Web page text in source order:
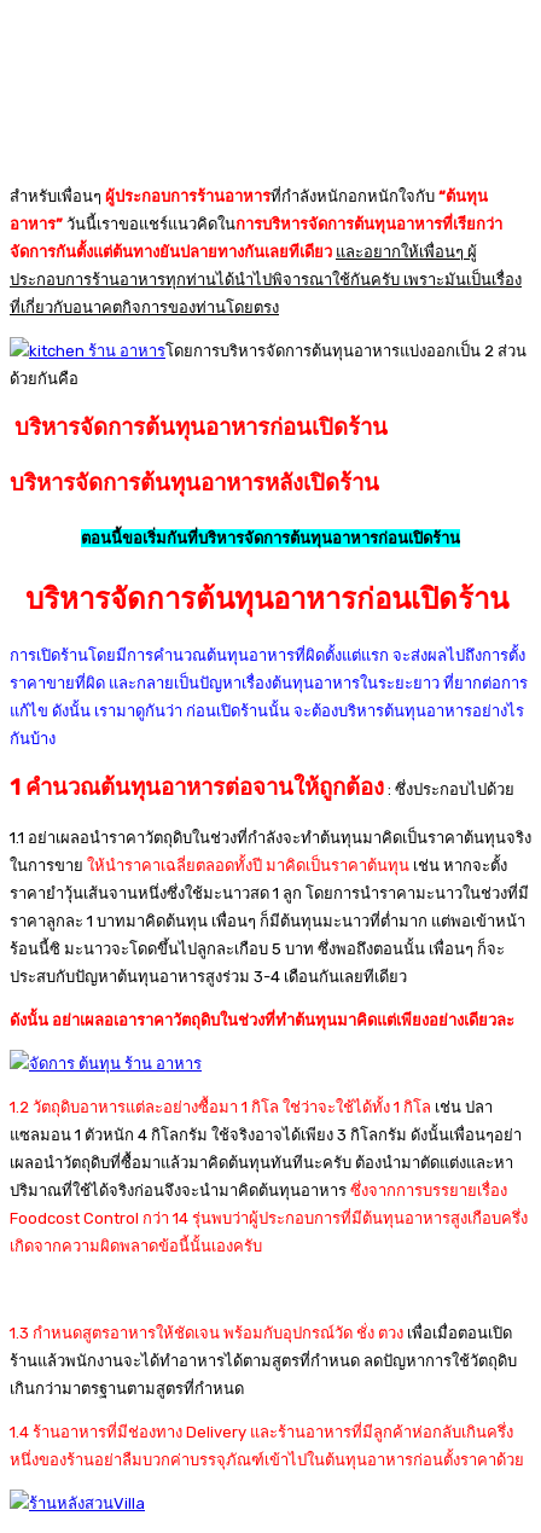
สำหรับเพื่อนๆ ผู้ประกอบการร้านอาหารที่กำลังหนักอกหนักใจกับ “ต้นทุน
อาหาร” วันนี้เราขอแชร์แนวคิดในการบริหารจัดการต้นทุนอาหารที่เรียกว่า
จัดการกันตั้งแต่ต้นทางยันปลายทางกันเลยทีเดียว และอยากให้เพื่อนๆ ผู้
ประกอบการร้านอาหารทุกท่านได้นำไปพิจารณาใช้กันครับ เพราะมันเป็นเรื่อง
ที่เกี่ยวกับอนาคตกิจการของท่านโดยตรง
โดยการบริหารจัดการต้นทุนอาหารแบ่งออกเป็น 2 ส่วน
ด้วยกันคือ
บริหารจัดการต้นทุนอาหารก่อนเปิดร้าน
บริหารจัดการต้นทุนอาหารหลังเปิดร้าน
ตอนนี้ขอเริ่มกันที่บริหารจัดการต้นทุนอาหารก่อนเปิดร้าน
บริหารจัดการต้นทุนอาหารก่อนเปิดร้าน
การเปิดร้านโดยมีการคำนวณต้นทุนอาหารที่ผิดตั้งแต่แรก จะส่งผลไปถึงการตั้ง
ราคาขายที่ผิด และกลายเป็นปัญหาเรื่องต้นทุนอาหารในระยะยาว ที่ยากต่อการ
แก้ไข ดังนั้น เรามาดูกันว่า ก่อนเปิดร้านนั้น จะต้องบริหารต้นทุนอาหารอย่างไร
กันบ้าง
1 คำนวณต้นทุนอาหารต่อจานให้ถูกต้อง : ซึ่งประกอบไปด้วย
1.1 อย่าเผลอนำราคาวัตถุดิบในช่วงที่กำลังจะทำต้นทุนมาคิดเป็นราคาต้นทุนจริง
ในการขาย ให้นำราคาเฉลี่ยตลอดทั้งปี มาคิดเป็นราคาต้นทุน เช่น หากจะตั้ง
ราคายำวุ้นเส้นจานหนึ่งซึ่งใช้มะนาวสด 1 ลูก โดยการนำราคามะนาวในช่วงที่มี
ราคาลูกละ 1 บาทมาคิดต้นทุน เพื่อนๆ ก็มีต้นทุนมะนาวที่ต่ำมาก แต่พอเข้าหน้า
ร้อนนี้ซิ มะนาวจะโดดขึ้นไปลูกละเกือบ 5 บาท ซึ่งพอถึงตอนนั้น เพื่อนๆ ก็จะ
ประสบกับปัญหาต้นทุนอาหารสูงร่วม 3-4 เดือนกันเลยทีเดียว
ดังนั้น อย่าเผลอเอาราคาวัตถุดิบในช่วงที่ทำต้นทุนมาคิดแต่เพียงอย่างเดียวละ
1.2 วัตถุดิบอาหารแต่ละอย่างซื้อมา 1 กิโล ใช่ว่าจะใช้ได้ทั้ง 1 กิโล เช่น ปลา
แซลมอน 1 ตัวหนัก 4 กิโลกรัม ใช้จริงอาจได้เพียง 3 กิโลกรัม ดังนั้นเพื่อนๆอย่า
เผลอนำวัตถุดิบที่ซื้อมาแล้วมาคิดต้นทุนทันทีนะครับ ต้องนำมาตัดแต่งและหา
ปริมาณที่ใช้ได้จริงก่อนจึงจะนำมาคิดต้นทุนอาหาร ซึ่งจากการบรรยายเรื่อง
Foodcost Control กว่า 14 รุ่นพบว่าผู้ประกอบการที่มีต้นทุนอาหารสูงเกือบครึ่ง
เกิดจากความผิดพลาดข้อนี้นั้นเองครับ
1.3 กำหนดสูตรอาหารให้ชัดเจน พร้อมกับอุปกรณ์วัด ชั่ง ตวง เพื่อเมื่อตอนเปิด
ร้านแล้วพนักงานจะได้ทำอาหารได้ตามสูตรที่กำหนด ลดปัญหาการใช้วัตถุดิบ
เกินกว่ามาตรฐานตามสูตรที่กำหนด
1.4 ร้านอาหารที่มีช่องทาง Delivery และร้านอาหารที่มีลูกค้าห่อกลับเกินครึ่ง
หนึ่งของร้านอย่าลืมบวกค่าบรรจุภัณฑ์เข้าไปในต้นทุนอาหารก่อนตั้งราคาด้วย